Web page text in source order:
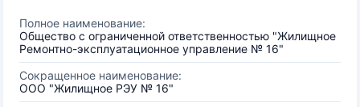
Полное наименование:
Общество с ограниченной ответственностью "Жилищное
Ремонтно-эксплуатационное управление № 16"
Сокращенное наименование:
ООО "Жилищное РЭУ № 16"